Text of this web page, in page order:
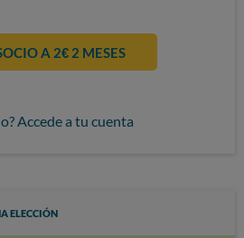
A 2€ 2 MESES
Accede a tu cuenta
ELECCIÓN